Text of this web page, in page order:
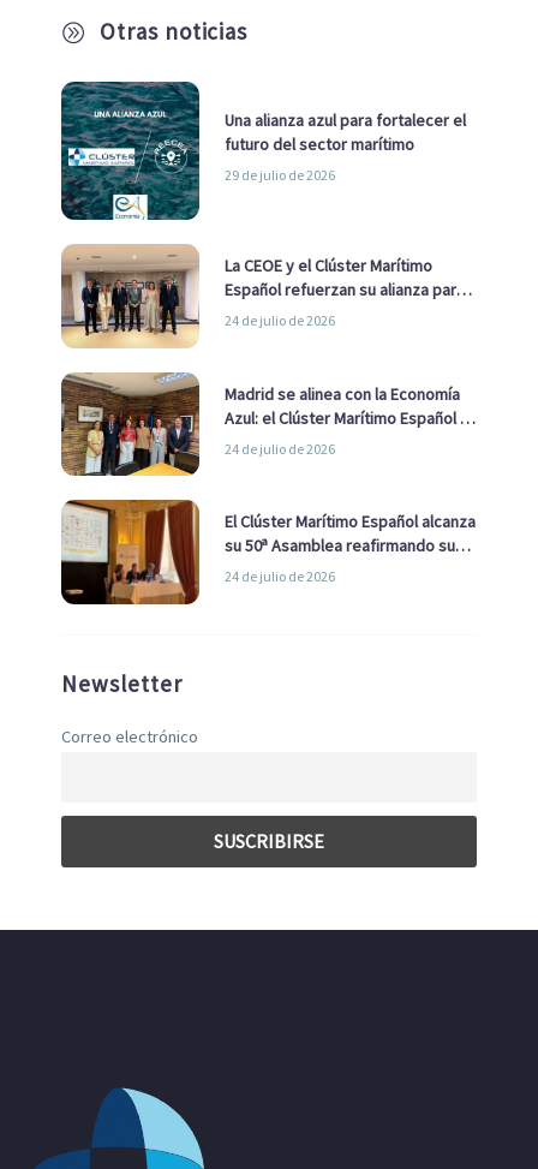
A Otras noticias
Una alianza azul para fortalecer el
futuro del sector marítimo
29 de julio de 2026
La CEOE y el Clúster Marítimo
Español refuerzan su alianza para
impulsar una estrategia Nacional
24 de julio de 2026
Madrid se alinea con la Economía
Azul: el Clúster Marítimo Español y
la Real Liga Naval avanzan alianzas
24 de julio de 2026
El Clúster Marítimo Español alcanza
su 50ª Asamblea reafirmando su
liderazgo en la Economía Azul
24 de julio de 2026
Newsletter
Correo electrónico